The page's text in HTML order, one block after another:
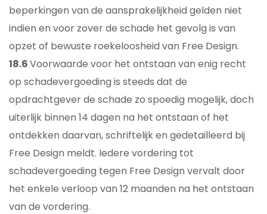
beperkingen van de aansprakelijkheid gelden niet
indien en voor zover de schade het gevolg is van
opzet of bewuste roekeloosheid van Free Design.
18.6Voorwaarde voor het ontstaan van enig recht
op schadevergoeding is steeds dat de
opdrachtgever de schade zo spoedig mogelijk, doch
uiterlijk binnen 14 dagen na het ontstaan of het
ontdekken daarvan, schriftelijk en gedetailleerd bij
Free Design meldt. Iedere vordering tot
schadevergoeding tegen Free Design vervalt door
het enkele verloop van 12 maanden na het ontstaan
van de vordering.